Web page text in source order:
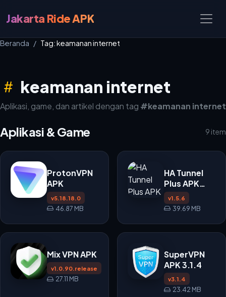
Jakarta Ride APK
Beranda Tag: keamanan internet
keamanan internet
Aplikasi, game, dan artikel dengan tag #keamanan internet
Aplikasi & Game 9 item
ProtonVPN
APK
v5.18.18.0
46.87 MB
HA Tunnel
Plus APK
v1.5.6
v1.5.6
39.69 MB
Mix VPN APK
v1.0.90.release
27.11 MB
SuperVPN
APK 3.1.4
v3.1.4
23.42 MB